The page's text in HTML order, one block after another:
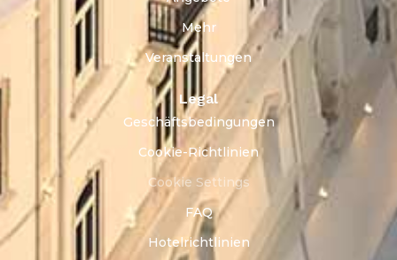
Mehr
Veranstaltungen
Legal
Geschäftsbedingungen
Cookie-Richtlinien
Cookie Settings
FAQ
Hotelrichtlinien